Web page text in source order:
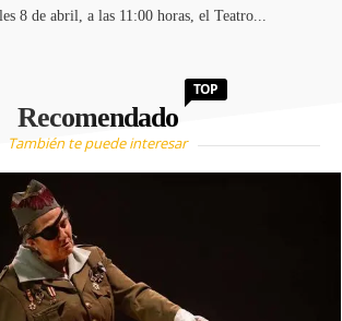
8 de abril, a las 11:00 horas, el Teatro...
Recomendado
TOP
También te puede interesar